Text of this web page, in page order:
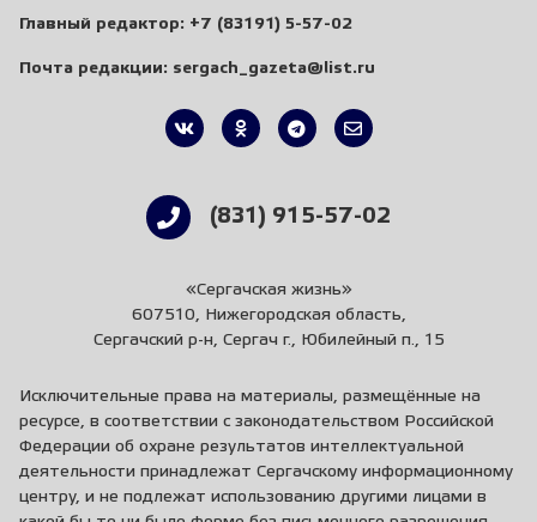
Главный редактор: +7 (83191) 5-57-02
Почта редакции: sergach_gazeta@list.ru
(831) 915-57-02
«Сергачская жизнь»
607510, Нижегородская область,
Сергачский р-н, Сергач г., Юбилейный п., 15
Исключительные права на материалы, размещённые на
ресурсе, в соответствии с законодательством Российской
Федерации об охране результатов интеллектуальной
деятельности принадлежат Сергачскому информационному
центру, и не подлежат использованию другими лицами в